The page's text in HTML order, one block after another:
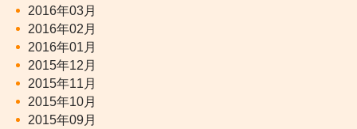
2016年03月
2016年02月
2016年01月
2015年12月
2015年11月
2015年10月
2015年09月